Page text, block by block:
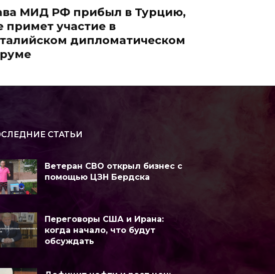
МИД РФ прибыл в Турцию,
примет участие в
дипломатическом
СТАТЬИ
Ветеран СВО открыл бизнес с
помощью ЦЗН Бердска
Переговоры США и Ирана:
когда начало, что будут
обсуждать